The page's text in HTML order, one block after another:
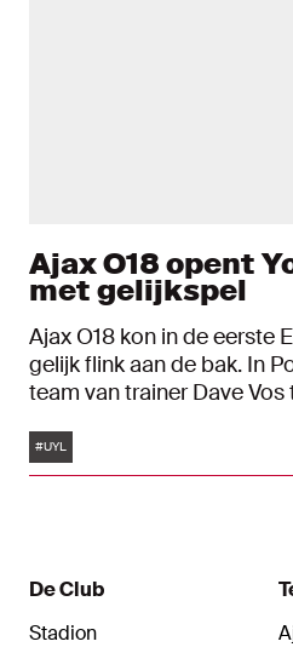
Ajax O18 opent
met gelijkspel
Ajax O18 kon in de eerste
gelijk flink aan de bak. In
team van trainer Dave
snel achterkwam, ging het
stuk beter. Jeppe Kjaer
Tags
#UYL
De Club
Stadion